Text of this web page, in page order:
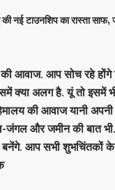
की नई टाउनशिप का रास्ता
की आवाज. आप सोच रहे होंगे
क्या अलग है. यूं तो इसमें
की आवाज यानी
और जमीन की बात
बनेंगे. आप सभी शुभचिंतकों के